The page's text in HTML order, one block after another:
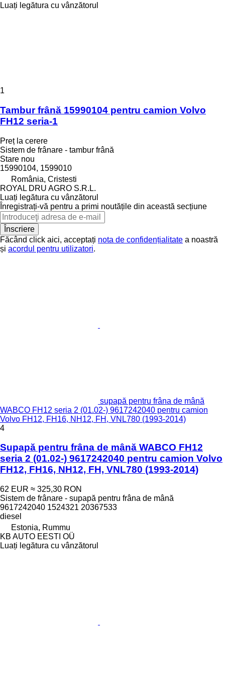
Luați legătura cu vânzătorul
1
Tambur frână 15990104 pentru camion Volvo
FH12 seria-1
Preț la cerere
Sistem de frânare - tambur frână
Stare nou
15990104, 1599010
România, Cristesti
ROYAL DRU AGRO S.R.L.
Luați legătura cu vânzătorul
Înregistrați-vă pentru a primi noutățile din această secțiune
Înscriere
Făcând click aici, acceptați nota de confidențialitate a noastră
și acordul pentru utilizatori.
supapă pentru frâna de mână
WABCO FH12 seria 2 (01.02-) 9617242040 pentru camion
Volvo FH12, FH16, NH12, FH, VNL780 (1993-2014)
4
Supapă pentru frâna de mână WABCO FH12
seria 2 (01.02-) 9617242040 pentru camion Volvo
FH12, FH16, NH12, FH, VNL780 (1993-2014)
62 EUR ≈ 325,30 RON
Sistem de frânare - supapă pentru frâna de mână
9617242040 1524321 20367533
diesel
Estonia, Rummu
KB AUTO EESTI OÜ
Luați legătura cu vânzătorul